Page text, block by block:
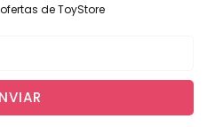
de ToyStore